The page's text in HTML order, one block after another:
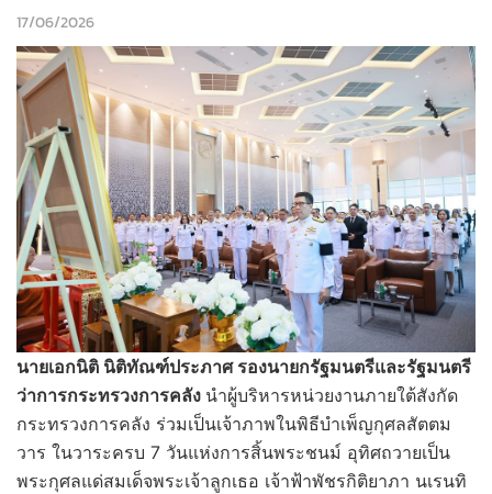
17/06/2026
นายเอกนิติ นิติทัณฑ์ประภาศ รองนายกรัฐมนตรีและรัฐมนตรี
ว่าการกระทรวงการคลัง นำผู้บริหารหน่วยงานภายใต้สังกัด
กระทรวงการคลัง ร่วมเป็นเจ้าภาพในพิธีบำเพ็ญกุศลสัตตม
วาร ในวาระครบ 7 วันแห่งการสิ้นพระชนม์ อุทิศถวายเป็น
พระกุศลแด่สมเด็จพระเจ้าลูกเธอ เจ้าฟ้าพัชรกิติยาภา นเรนทิ